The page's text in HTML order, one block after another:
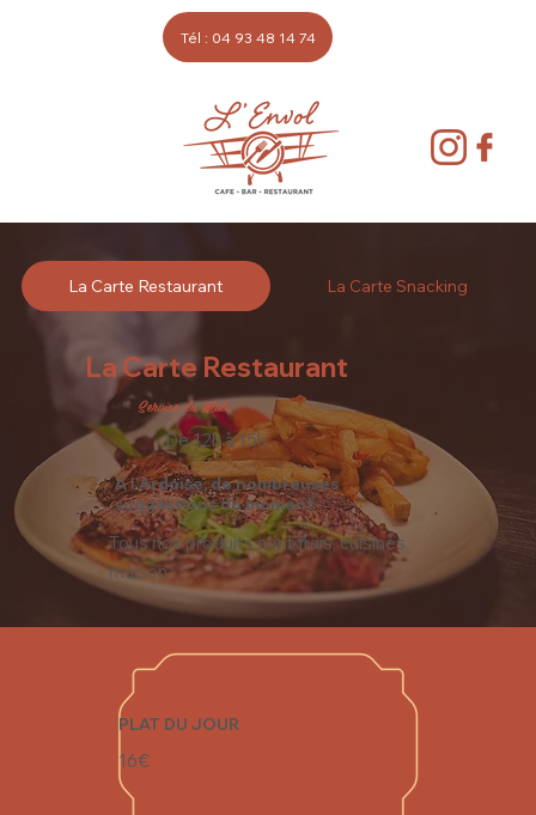
Tél : 04 93 48 14 74
La Carte Restaurant La Carte Snacking
La Carte Restaurant
Service du Midi
De 12h à 15h
A l'Ardoise, de nombreuses
suggestions du moment
Tous nos produits sont frais, cuisinés
maison
PLAT DU JOUR
16€